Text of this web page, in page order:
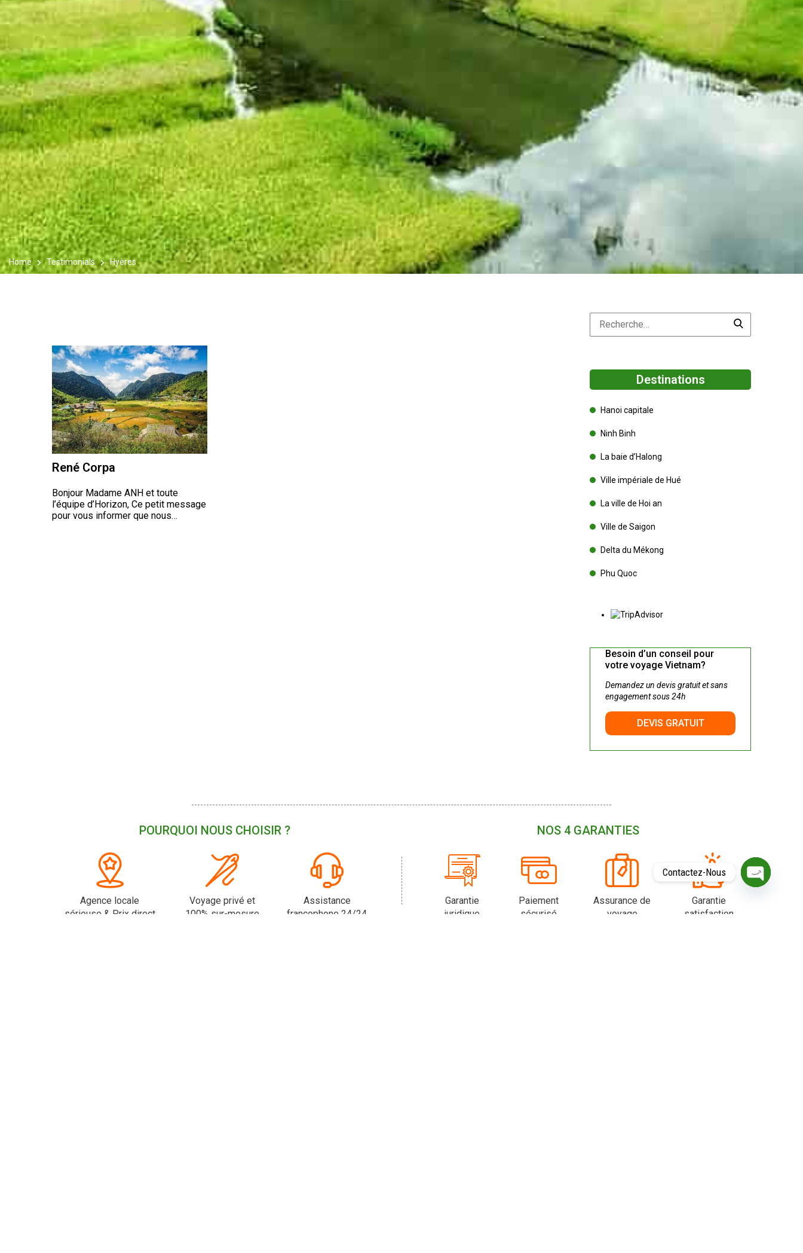
Home Testimonials Hyères
René Corpa
Bonjour Madame ANH et toute
l’équipe d’Horizon, Ce petit message
pour vous informer que nous…
Destinations
Hanoi capitale
Ninh Binh
La baie d’Halong
Ville impériale de Hué
La ville de Hoi an
Ville de Saigon
Delta du Mékong
Phu Quoc
Besoin d’un conseil pour
votre voyage Vietnam?
Demandez un devis gratuit et sans
engagement sous 24h
DEVIS GRATUIT
POURQUOI NOUS CHOISIR ?
Agence locale
sérieuse & Prix direct
Voyage privé et
100% sur-mesure
Assistance
francophone 24/24
NOS 4 GARANTIES
Garantie
juridique
Paiement
sécurisé
Assurance de
voyage
Garantie
satisfaction
Contactez-Nous
O